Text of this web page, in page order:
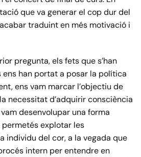
que va generar el cop dur del
traduint en més motivació i
pregunta, els fets que s’han
han portat a posar la política
ens vam marcar l’objectiu de
necessitat d’adquirir consciència
desenvolupar una forma
explotar les
individu del cor, a la vegada que
intern per entendre en